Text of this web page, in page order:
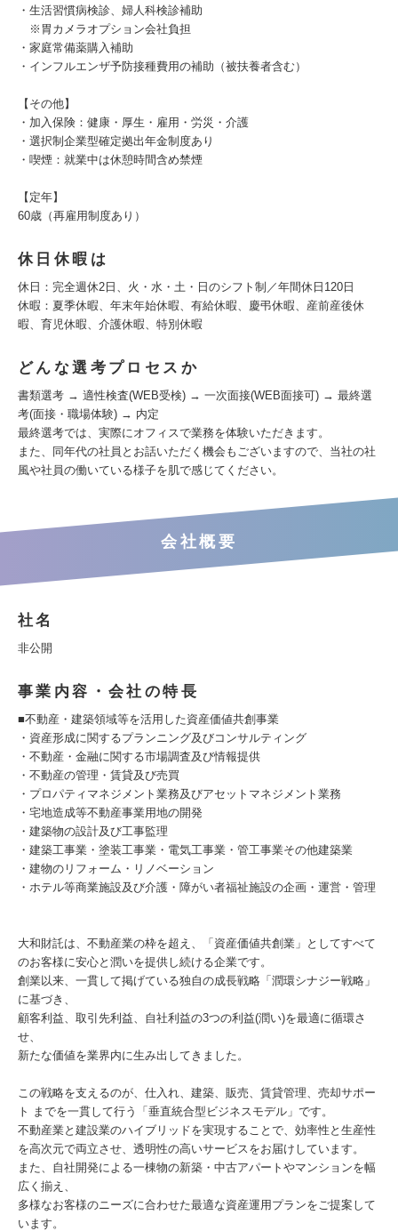
・生活習慣病検診、婦人科検診補助
※胃カメラオプション会社負担
・家庭常備薬購入補助
・インフルエンザ予防接種費用の補助（被扶養者含む）
【その他】
・加入保険：健康・厚生・雇用・労災・介護
・選択制企業型確定拠出年金制度あり
・喫煙：就業中は休憩時間含め禁煙
【定年】
60歳（再雇用制度あり）
休日休暇は
休日：完全週休2日、火・水・土・日のシフト制／年間休日120日
休暇：夏季休暇、年末年始休暇、有給休暇、慶弔休暇、産前産後休
暇、育児休暇、介護休暇、特別休暇
どんな選考プロセスか
書類選考 → 適性検査(WEB受検) → 一次面接(WEB面接可) → 最終選
考(面接・職場体験) → 内定
最終選考では、実際にオフィスで業務を体験いただきます。
また、同年代の社員とお話いただく機会もございますので、当社の社
風や社員の働いている様子を肌で感じてください。
会社概要
社名
非公開
事業内容・会社の特長
■不動産・建築領域等を活用した資産価値共創事業
・資産形成に関するプランニング及びコンサルティング
・不動産・金融に関する市場調査及び情報提供
・不動産の管理・賃貸及び売買
・プロパティマネジメント業務及びアセットマネジメント業務
・宅地造成等不動産事業用地の開発
・建築物の設計及び工事監理
・建築工事業・塗装工事業・電気工事業・管工事業その他建築業
・建物のリフォーム・リノベーション
・ホテル等商業施設及び介護・障がい者福祉施設の企画・運営・管理
大和財託は、不動産業の枠を超え、「資産価値共創業」としてすべて
のお客様に安心と潤いを提供し続ける企業です。
創業以来、一貫して掲げている独自の成長戦略「潤環シナジー戦略」
に基づき、
顧客利益、取引先利益、自社利益の3つの利益(潤い)を最適に循環さ
せ、
新たな価値を業界内に生み出してきました。
この戦略を支えるのが、仕入れ、建築、販売、賃貸管理、売却サポー
ト までを一貫して行う「垂直統合型ビジネスモデル」です。
不動産業と建設業のハイブリッドを実現することで、効率性と生産性
を高次元で両立させ、透明性の高いサービスをお届けしています。
また、自社開発による一棟物の新築・中古アパートやマンションを幅
広く揃え、
多様なお客様のニーズに合わせた最適な資産運用プランをご提案して
います。